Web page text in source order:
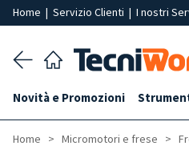
Home | Servizio Clienti | I nostri
Novità e Promozioni
Home Micromotori e frese